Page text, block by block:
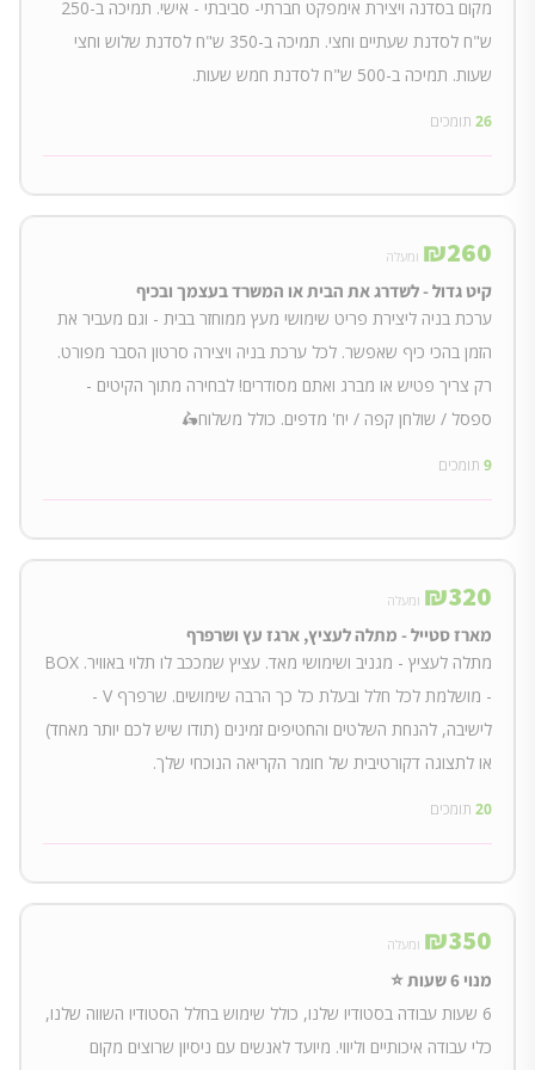
מקום בסדנה ויצירת אימפקט חברתי- סביבתי - אישי. תמיכה ב-250
ש"ח לסדנת שעתיים וחצי. תמיכה ב-350 ש"ח לסדנת שלוש וחצי
שעות. תמיכה ב-500 ש"ח לסדנת חמש שעות.
26 תומכים
₪260 ומעלה
קיט גדול - לשדרג את הבית או המשרד בעצמך ובכיף
ערכת בניה ליצירת פריט שימושי מעץ ממוחזר בבית - וגם מעביר את
הזמן בהכי כיף שאפשר. לכל ערכת בניה ויצירה סרטון הסבר מפורט.
רק צריך פטיש או מברג ואתם מסודרים! לבחירה מתוך הקיטים -
ספסל / שולחן קפה / יח' מדפים. כולל משלוח🛵
9 תומכים
₪320 ומעלה
מארז סטייל - מתלה לעציץ, ארגז עץ ושרפרף
מתלה לעציץ - מגניב ושימושי מאד. עציץ שמככב לו תלוי באוויר. BOX
- מושלמת לכל חלל ובעלת כל כך הרבה שימושים. שרפרף V -
לישיבה, להנחת השלטים והחטיפים זמינים (תודו שיש לכם יותר מאחד)
או לתצוגה דקורטיבית של חומר הקריאה הנוכחי שלך.
20 תומכים
₪350 ומעלה
מנוי 6 שעות ⭐
6 שעות עבודה בסטודיו שלנו, כולל שימוש בחלל הסטודיו השווה שלנו,
כלי עבודה איכותיים וליווי. מיועד לאנשים עם ניסיון שרוצים מקום